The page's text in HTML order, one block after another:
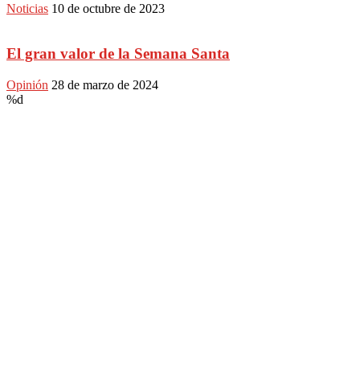
Noticias 10 de octubre de 2023
El gran valor de la Semana Santa
Opinión 28 de marzo de 2024
%d